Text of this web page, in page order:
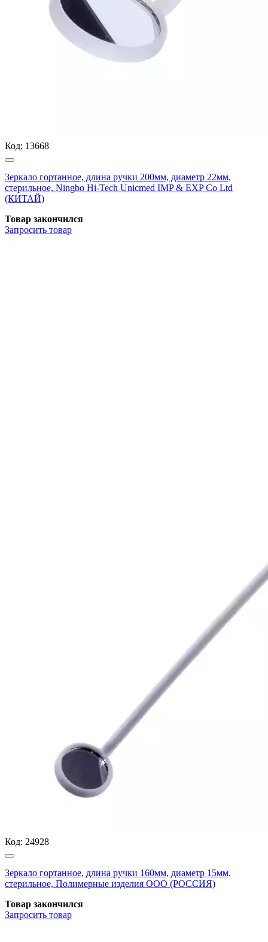
Код: 13668
Зеркало гортанное, длина ручки 200мм, диаметр 22мм,
стерильное, Ningbo Hi-Tech Unicmed IMP & EXP Co Ltd
(КИТАЙ)
Товар закончился
Запросить товар
Код: 24928
Зеркало гортанное, длина ручки 160мм, диаметр 15мм,
стерильное, Полимерные изделия OOO (РОССИЯ)
Товар закончился
Запросить товар